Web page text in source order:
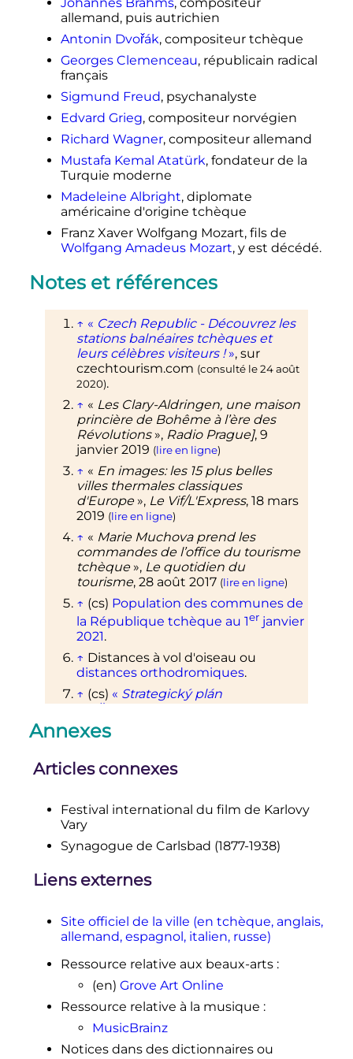
allemand, puis autrichien
Antonin Dvořák, compositeur tchèque
Georges Clemenceau, républicain radical
français
Sigmund Freud, psychanalyste
Edvard Grieg, compositeur norvégien
Richard Wagner, compositeur allemand
Mustafa Kemal Atatürk, fondateur de la
Turquie moderne
Madeleine Albright, diplomate
américaine d'origine tchèque
Franz Xaver Wolfgang Mozart, fils de
Wolfgang Amadeus Mozart, y est décédé.
Notes et références
↑ « Czech Republic - Découvrez les
stations balnéaires tchèques et
leurs célèbres visiteurs ! », sur
czechtourism.com (consulté le24 août
2020).
↑ « Les Clary-Aldringen, une maison
princière de Bohême à l’ère des
Révolutions », Radio Prague], 9
janvier 2019 (lire en ligne)
↑ « En images: les 15 plus belles
villes thermales classiques
d'Europe », Le Vif/L'Express, 18 mars
2019 (lire en ligne)
↑ « Marie Muchova prend les
commandes de l’office du tourisme
tchèque », Le quotidien du
tourisme, 28 août 2017 (lire en ligne)
↑ (cs) Population des communes de
la République tchèque au 1er janvier
2021.
↑ Distances à vol d'oiseau ou
distances orthodromiques.
↑ (cs) « Strategický plán
města Karlovy Vary: Analytická část
16 octobre 2017
Pilsen à Marienbad, vie de bohême
Magazine, semaine du 25
septembre 2015,
↑Philippe Benet et Renata
Holzbachova,
Prague et les
châteaux de Bohême
2005, « La Bohême de l’Ouest
↑ « L'avenir du cinéma
tchécoslovaque et le festival de
libertés »,Le Monde, 9 août 1990
en ligne )
↑Český statistický úřad,Historický
lexikon obcí České republiky 1869–
2005, vol. I, Prague, Český statistický
úřad, 2006,pp. 350-351 ; de 1869 à
Annexes
Articles connexes
Festival international du film de Karlovy
Vary
Synagogue de Carlsbad (1877-1938)
Liens externes
Site officiel de la ville (en tchèque, anglais,
allemand, espagnol, italien, russe)
Ressource relative aux beaux-arts:
(en) Grove Art Online
Ressource relative à la musique :
MusicBrainz
Notices dans des dictionnaires ou